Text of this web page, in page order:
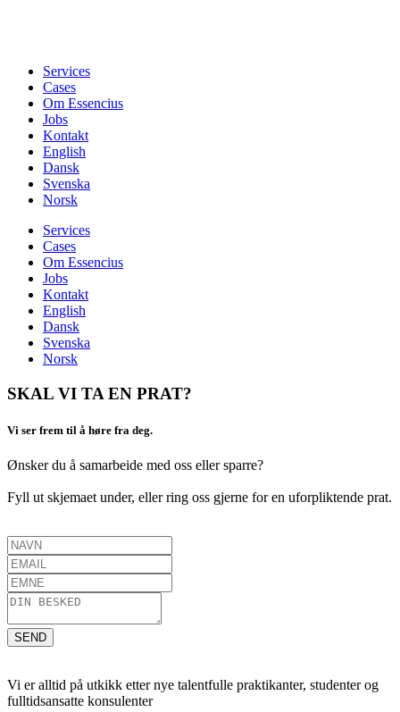
Services
Cases
Om Essencius
Jobs
Kontakt
English
Dansk
Svenska
Norsk
Services
Cases
Om Essencius
Jobs
Kontakt
English
Dansk
Svenska
Norsk
SKAL VI TA EN PRAT?
Vi ser frem til å høre fra deg.
Ønsker du å samarbeide med oss eller sparre?
Fyll ut skjemaet under, eller ring oss gjerne for en uforpliktende prat.
SEND
Vi er alltid på utkikk etter nye talentfulle praktikanter, studenter og
fulltidsansatte konsulenter